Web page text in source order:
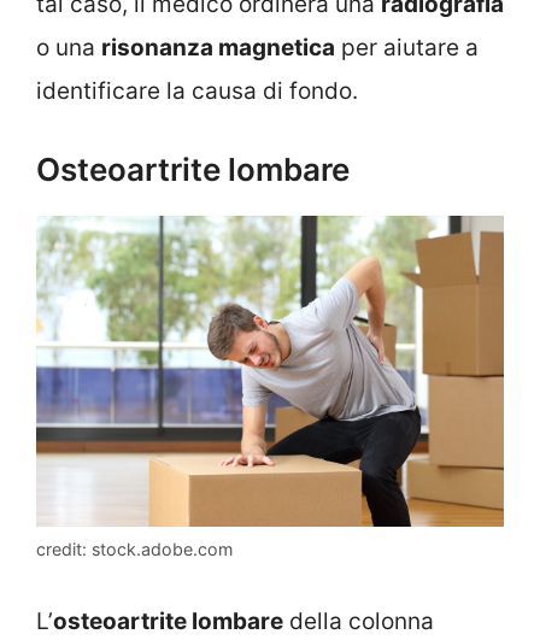
o una risonanza magnetica per aiutare a
identificare la causa di fondo.
Osteoartrite lombare
credit: stock.adobe.com
L’osteoartrite lombare della colonna